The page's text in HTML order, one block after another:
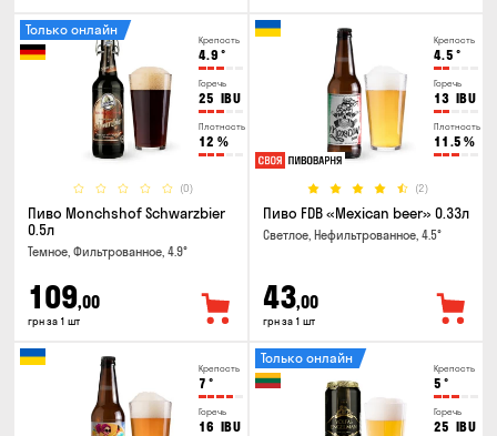
Крепость
4.9 °
Горечь
25 IBU
Плотность
12 %
(0)
Только онлайн
Пиво Monchshof Schwarzbier
0.5л
Темное, Фильтрованное, 4.9°
109,00
грн за 1 шт
Крепость
4.5 °
Горечь
13 IBU
Плотность
11.5 %
(2)
Пиво FDB «Mexican beer» 0.33л
Светлое, Нефильтрованное, 4.5°
43,00
грн за 1 шт
Крепость
7 °
Горечь
16 IBU
Крепость
5 °
Горечь
25 IBU
Только онлайн